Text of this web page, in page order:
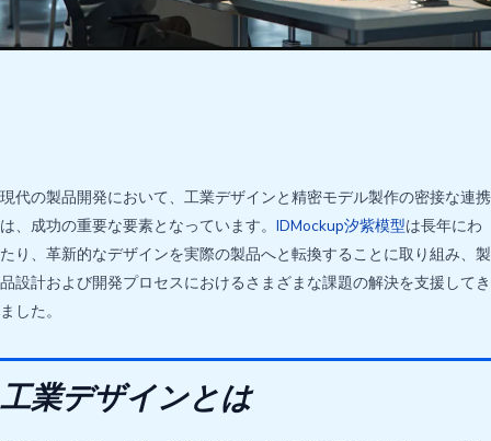
現代の製品開発において、工業デザインと精密モデル製作の密接な連携
は、成功の重要な要素となっています。 IDMockup汐紫模型は長年にわ
たり、革新的なデザインを実際の製品へと転換することに取り組み、製
品設計および開発プロセスにおけるさまざまな課題の解決を支援してき
ました。
工業デザインとは